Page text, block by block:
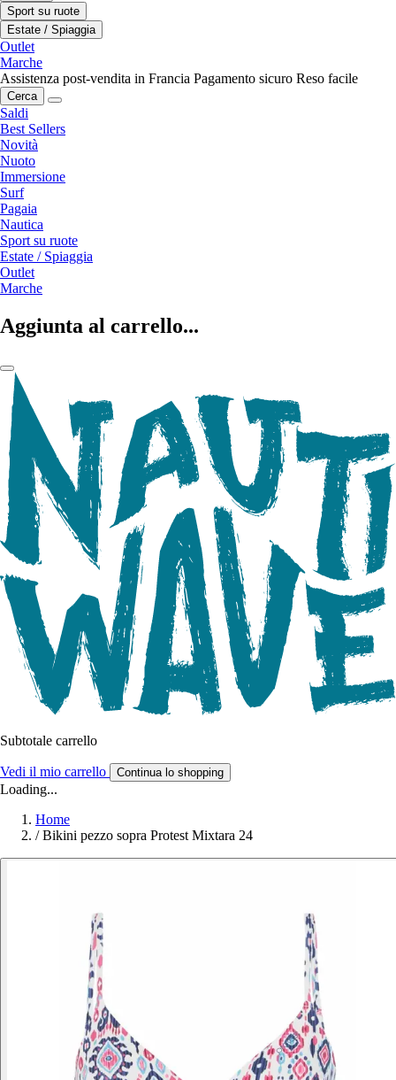
Sport su ruote
Estate / Spiaggia
Outlet
Marche
Assistenza post-vendita in Francia Pagamento sicuro Reso facile
Cerca
Saldi
Best Sellers
Novità
Nuoto
Immersione
Surf
Pagaia
Nautica
Sport su ruote
Estate / Spiaggia
Outlet
Marche
Aggiunta al carrello...
Subtotale carrello
Vedi il mio carrello Continua lo shopping
Loading...
Home
/ Bikini pezzo sopra Protest Mixtara 24